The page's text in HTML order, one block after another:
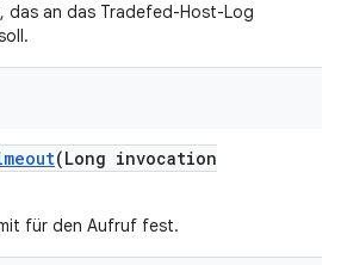
das an das Tradefed-Host-Log
(Long invocation
für den Aufruf fest.